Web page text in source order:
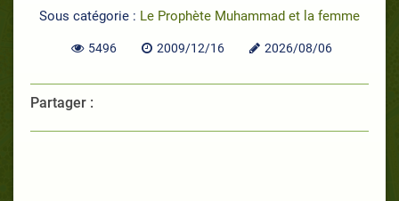
Sous catégorie : Le Prophète Muhammad et la femme
5496 2009/12/16 2026/08/06
Partager :